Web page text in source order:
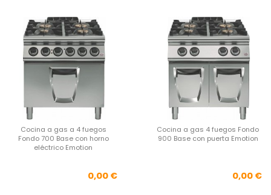
Cocina a gas a 4 fuegos
Fondo 700 Base con horno
eléctrico Emotion
Precio
0,00 €
Cocina a gas 4 fuegos Fondo
900 Base con puerta Emotion
0,00 €